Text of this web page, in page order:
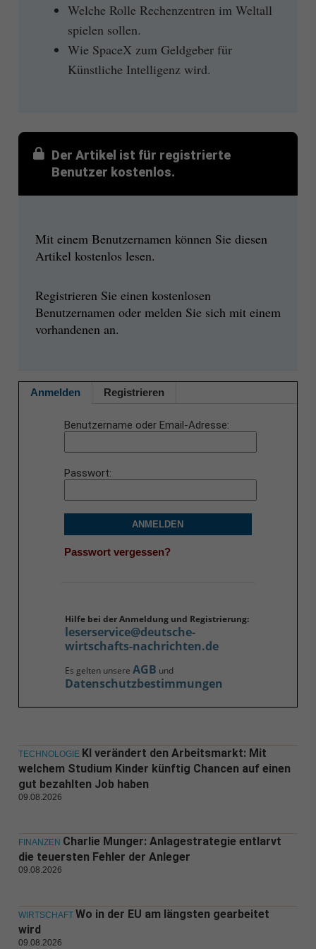
Welche Rolle Rechenzentren im Weltall
spielen sollen.
Wie SpaceX zum Geldgeber für
Künstliche Intelligenz wird.
Der Artikel ist für registrierte
Benutzer kostenlos.
Mit einem Benutzernamen können Sie diesen
Artikel kostenlos lesen.
Registrieren Sie einen kostenlosen
Benutzernamen oder melden Sie sich mit einem
vorhandenen an.
Anmelden Registrieren
Benutzername oder Email-Adresse
Passwort
ANMELDEN
Passwort vergessen?
Hilfe bei der Anmeldung und Registrierung:
leserservice@deutsche-
wirtschafts-nachrichten.de
Es gelten unsere AGB und
Datenschutzbestimmungen
TECHNOLOGIE KI verändert den Arbeitsmarkt: Mit
welchem Studium Kinder künftig Chancen auf einen
gut bezahlten Job haben
09.08.2026
FINANZEN Charlie Munger: Anlagestrategie entlarvt
die teuersten Fehler der Anleger
09.08.2026
WIRTSCHAFT Wo in der EU am längsten gearbeitet
wird
09.08.2026